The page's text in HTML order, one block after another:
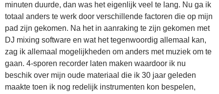
minuten duurde, dan was het eigenlijk veel te lang. Nu ga ik
totaal anders te werk door verschillende factoren die op mijn
pad zijn gekomen. Na het in aanraking te zijn gekomen met
DJ mixing software en wat het tegenwoordig allemaal kan,
zag ik allemaal mogelijkheden om anders met muziek om te
gaan. 4-sporen recorder laten maken waardoor ik nu
beschik over mijn oude materiaal die ik 30 jaar geleden
maakte toen ik nog redelijk instrumenten kon bespelen,